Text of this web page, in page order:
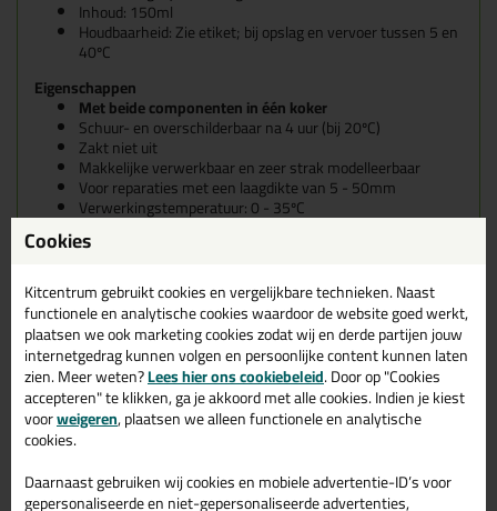
Inhoud: 150ml
Houdbaarheid: Zie etiket; bij opslag en vervoer tussen 5 en
40ºC
Eigenschappen
Met beide componenten in één koker
Schuur- en overschilderbaar na 4 uur (bij 20ºC)
Zakt niet uit
Makkelijke verwerkbaar en zeer strak modelleerbaar
Voor reparaties met een laagdikte van 5 - 50mm
Verwerkingstemperatuur: 0 - 35ºC
Krimpt niet
Gegarandeerde hechting van elk A-merk systeem
Zuivere epoxy
Onafhankelijk getest onder extreme condities
Welk Repair Care Product is geschikt voor jouw klus?
Maar is dit het juiste product voor je klus? Er zijn verschillende
factoren die ervoor kunnen zorgen dat een ander Repair Care
product misschien beter geschikt is. Bekijk de tabel hieronder en
Cookies
Kitcentrum gebruikt cookies en vergelijkbare technieken. Naast
functionele en analytische cookies waardoor de website goed werkt,
plaatsen we ook marketing cookies zodat wij en derde partijen jouw
internetgedrag kunnen volgen en persoonlijke content kunnen laten
zien. Meer weten?Lees hier ons cookiebeleid. Door op "Cookies
accepteren" te klikken, ga je akkoord met alle cookies. Indien je kiest
voorweigeren, plaatsen we alleen functionele en analytische
cookies.
Daarnaast gebruiken wij cookies en mobiele advertentie-ID’s voor
gepersonaliseerde en niet-gepersonaliseerde advertenties,